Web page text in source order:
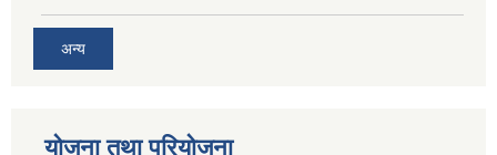
अन्य
योजना तथा परियोजना